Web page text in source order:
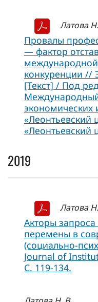
Латова
Провалы
— фактор
конкуренции //
[Текст] / Под
экономических
«Леонтьевский
2019
Латова
Акторы
перемены в
(социально-
Journal of
С. 119-134.